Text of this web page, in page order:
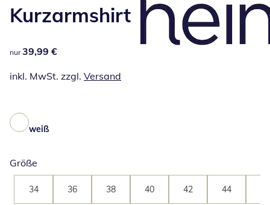
Kurzarmshirt
39,99 €
nur 39,99 €
inkl. MwSt. zzgl. Versand
weiß
Größe
34 36 38 40 42 44